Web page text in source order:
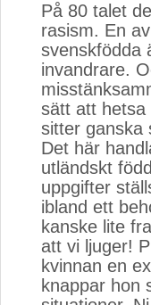
På 80 talet
rasism. En
svenskfödda
invandrare.
sätt att hetsa
sitter ganska
Det här
utländskt
uppgifter
ibland ett
kanske lite
att vi ljuger!
kvinnan en
knappar hon